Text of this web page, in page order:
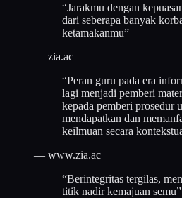
“Jarakmu dengan
dari seberapa banyak
ketamakanmu”
— zia.ac
“Peran guru pada era
lagi menjadi pemberi
kepada pemberi prosedur
mendapatkan dan
keilmuan secara
— www.zia.ac
“Berintegritas tergilas,
titik nadir kemajuan semu”